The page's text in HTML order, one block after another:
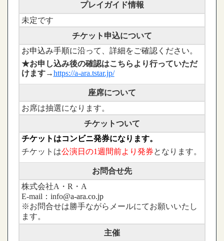
プレイガイド情報
未定です
チケット申込について
お申込み手順に沿って、詳細をご確認ください。
★お申し込み後の確認はこちらより行っていただ
けます→https://a-ara.tstar.jp/
座席について
お席は抽選になります。
チケットついて
チケットはコンビニ発券になります。
チケットは公演日の1週間前より発券となります。
お問合せ先
株式会社A・R・A
E-mail：info@a-ara.co.jp
※お問合せは勝手ながらメールにてお願いいたし
ます。
主催